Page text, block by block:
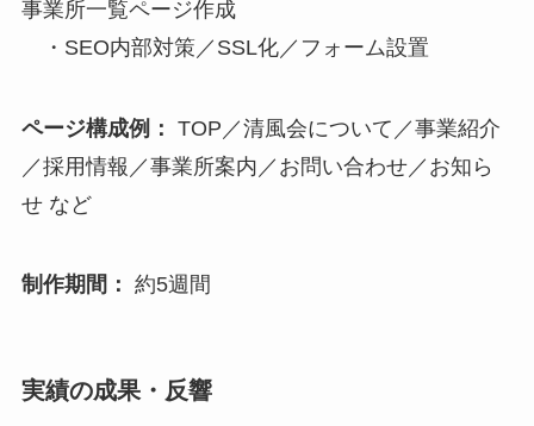
事業所一覧ページ作成
・SEO内部対策／SSL化／フォーム設置
ページ構成例： TOP／清風会について／事業紹介
／採用情報／事業所案内／お問い合わせ／お知ら
せ など
制作期間： 約5週間
実績の成果・反響